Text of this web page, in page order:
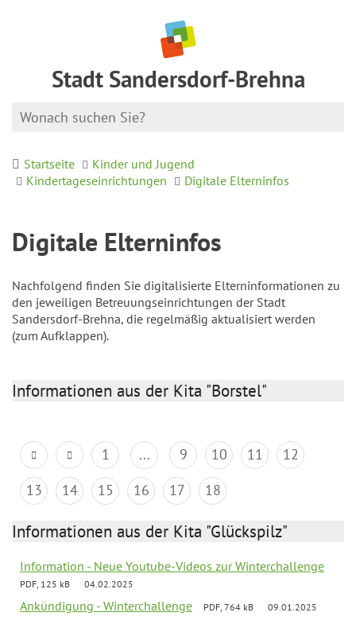
Stadt Sandersdorf-Brehna
Startseite
Kinder und Jugend
Kindertageseinrichtungen
Digitale Elterninfos
Digitale Elterninfos
Nachfolgend finden Sie digitalisierte Elterninformationen zu
den jeweiligen Betreuungseinrichtungen der Stadt
Sandersdorf-Brehna, die regelmäßig aktualisiert werden
(zum Aufklappen).
Informationen aus der Kita "Borstel"
1 ... 9 10 11
12
13
14 15 16 17 18
Informationen aus der Kita "Glückspilz"
Information - Neue Youtube-Videos zur Winterchallenge
PDF, 125 kB 04.02.2025
Ankündigung - Winterchallenge PDF, 764 kB 09.01.2025